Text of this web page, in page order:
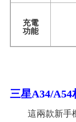
充電
功能
三星A34/
這兩款新手機